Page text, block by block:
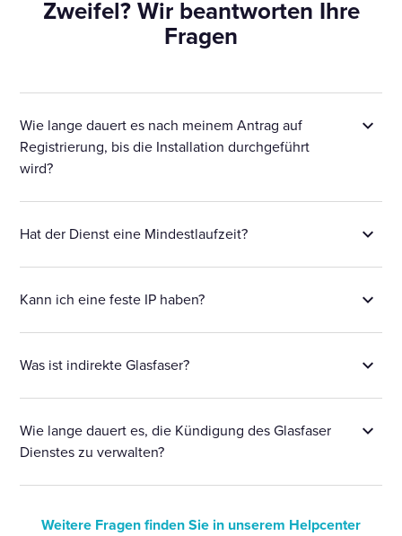
Zweifel? Wir beantworten Ihre
Fragen
Wie lange dauert es nach meinem Antrag auf
Registrierung, bis die Installation durchgeführt
wird?
Hat der Dienst eine Mindestlaufzeit?
Kann ich eine feste IP haben?
Was ist indirekte Glasfaser?
Wie lange dauert es, die Kündigung des Glasfaser
Dienstes zu verwalten?
Weitere Fragen finden Sie in unserem Helpcenter